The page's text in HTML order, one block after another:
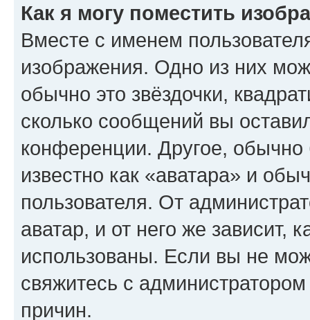
Как я могу поместить
Вместе с именем
изображения. Одно из них
обычно это звёздочки,
сколько сообщений вы
конференции. Другое,
известно как «аватара» и
пользователя. От
аватар, и от него же зависит,
использованы. Если вы не
свяжитесь с
причин.